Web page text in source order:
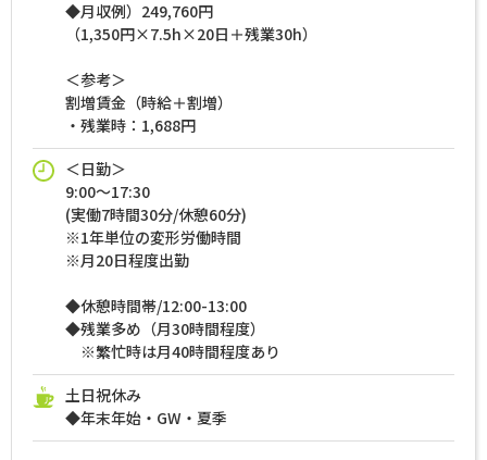
◆月収例）249,760円
（1,350円×7.5h×20日＋残業30h）
＜参考＞
割増賃金（時給＋割増）
・残業時：1,688円
＜日勤＞
9:00～17:30
(実働7時間30分/休憩60分)
※1年単位の変形労働時間
※月20日程度出勤
◆休憩時間帯/12:00-13:00
◆残業多め（月30時間程度）
※繁忙時は月40時間程度あり
土日祝休み
◆年末年始・GW・夏季